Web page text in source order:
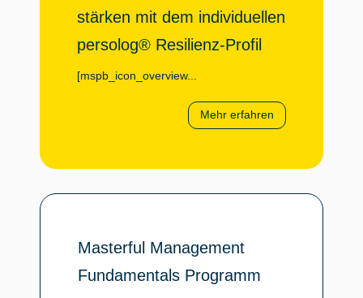
stärken mit dem individuellen
persolog® Resilienz-Profil
[mspb_icon_overview...
Mehr erfahren
Masterful Management
Fundamentals Programm